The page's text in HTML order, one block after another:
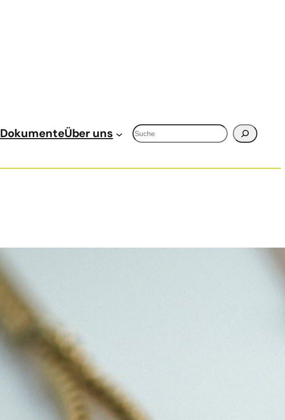
DokumenteÜber uns Suchen